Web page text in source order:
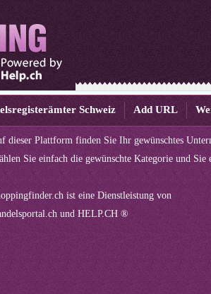
Schweiz Add URL
dieser Plattform finden Sie Ihr gewünschtes
Sie einfach die gewünschte Kategorie und
ist eine Dienstleistung von
und HELP.CH ®